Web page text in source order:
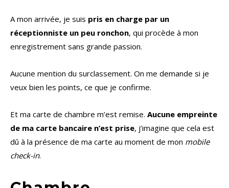
A mon arrivée, je suis pris en charge par un
réceptionniste un peu ronchon, qui procède à mon
enregistrement sans grande passion.
Aucune mention du surclassement. On me demande si je
veux bien les points, ce que je confirme.
Et ma carte de chambre m’est remise. Aucune empreinte
de ma carte bancaire n’est prise, j’imagine que cela est
dû à la présence de ma carte au moment de mon mobile
check-in.